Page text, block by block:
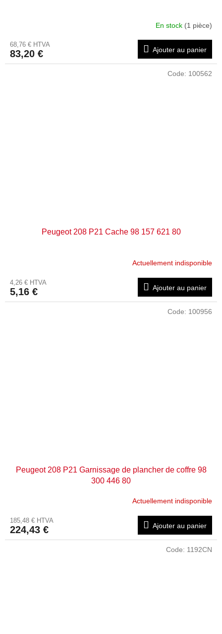
En stock (1 pièce)
68,76 € HTVA
83,20 € Ajouter au panier
Peugeot 208 P21 Cache 98 157 621 80
Actuellement indisponible
4,26 € HTVA
5,16 € Ajouter au panier
Code: 100562
Peugeot 208 P21 Garnissage de plancher de coffre 98
300 446 80
Actuellement indisponible
185,48 € HTVA
224,43 € Ajouter au panier
Code: 100956
Code: 1192CN